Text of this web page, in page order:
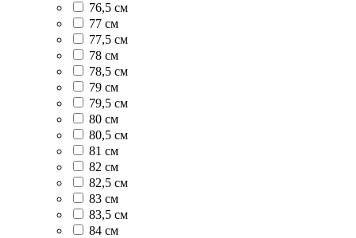
76,5 см
77 см
77,5 см
78 см
78,5 см
79 см
79,5 см
80 см
80,5 см
81 см
82 см
82,5 см
83 см
83,5 см
84 см